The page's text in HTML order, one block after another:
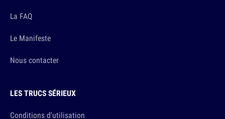
La FAQ
Le Manifeste
Nous contacter
LES TRUCS SÉRIEUX
Conditions d'utilisation